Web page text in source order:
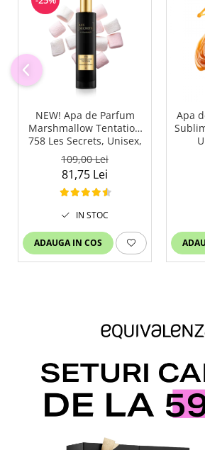
NEW! Apa de Parfum
Marshmallow Tentation
758 Les Secrets, Unisex,
50 ml, Equivalenza
109,00 Lei
81,75 Lei
IN STOC
ADAUGA IN COS
Apa